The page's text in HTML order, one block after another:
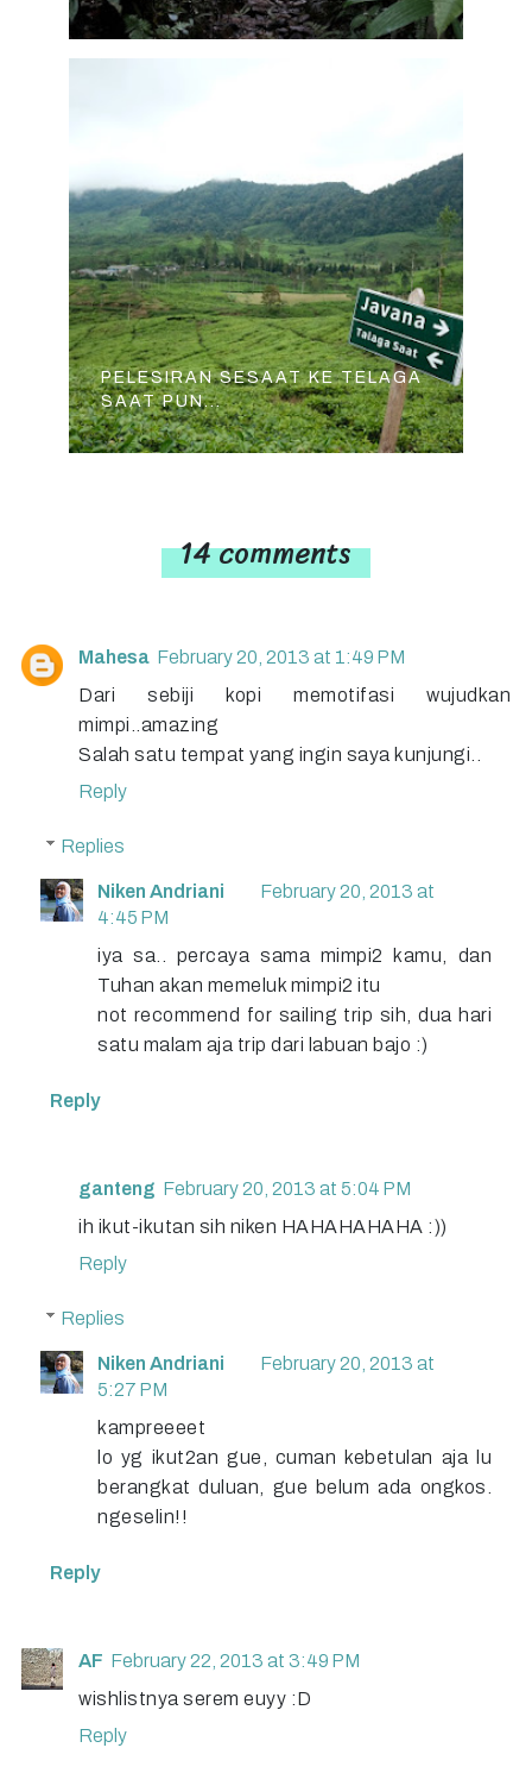
PELESIRAN SESAAT KE TELAGA
SAAT PUN...
14 comments
Mahesa February 20, 2013 at 1:49 PM
Dari sebiji kopi memotifasi wujudkan
mimpi..amazing
Salah satu tempat yang ingin saya kunjungi..
Reply
Replies
Niken Andriani
February 20, 2013 at
4:45 PM
iya sa.. percaya sama mimpi2 kamu, dan
Tuhan akan memeluk mimpi2 itu
not recommend for sailing trip sih, dua hari
satu malam aja trip dari labuan bajo :)
Reply
ganteng February 20, 2013 at 5:04 PM
ih ikut-ikutan sih niken HAHAHAHAHA :))
Reply
Replies
Niken Andriani
February 20, 2013 at
5:27 PM
kampreeeet
lo yg ikut2an gue, cuman kebetulan aja lu
berangkat duluan, gue belum ada ongkos.
ngeselin!!
Reply
AF February 22, 2013 at 3:49 PM
wishlistnya serem euyy :D
Reply